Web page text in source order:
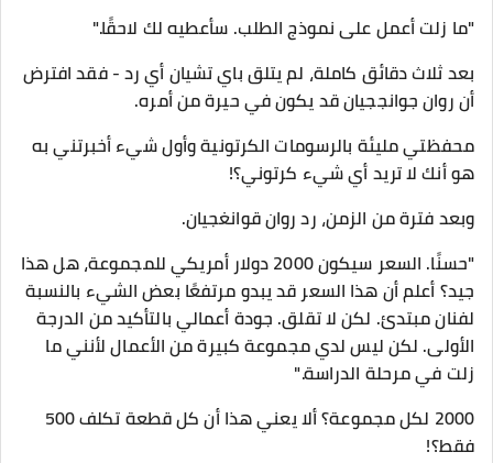
"ما زلت أعمل على نموذج الطلب. سأعطيه لك لاحقًا."
بعد ثلاث دقائق كاملة، لم يتلق باي تشيان أي رد - فقد افترض
أن روان جوانججيان قد يكون في حيرة من أمره.
محفظتي مليئة بالرسومات الكرتونية وأول شيء أخبرتني به
هو أنك لا تريد أي شيء كرتوني؟!
وبعد فترة من الزمن، رد روان قوانغجيان.
"حسنًا. السعر سيكون 2000 دولار أمريكي للمجموعة، هل هذا
جيد؟ أعلم أن هذا السعر قد يبدو مرتفعًا بعض الشيء بالنسبة
لفنان مبتدئ. لكن لا تقلق. جودة أعمالي بالتأكيد من الدرجة
الأولى. لكن ليس لدي مجموعة كبيرة من الأعمال لأنني ما
زلت في مرحلة الدراسة."
2000 لكل مجموعة؟ ألا يعني هذا أن كل قطعة تكلف 500
فقط؟!